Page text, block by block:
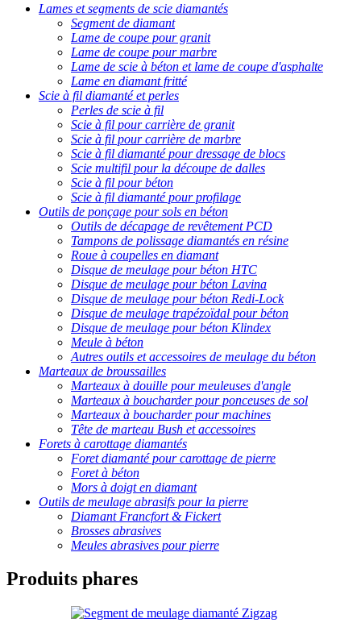
Lames et segments de scie diamantés
Segment de diamant
Lame de coupe pour granit
Lame de coupe pour marbre
Lame de scie à béton et lame de coupe d'asphalte
Lame en diamant fritté
Scie à fil diamanté et perles
Perles de scie à fil
Scie à fil pour carrière de granit
Scie à fil pour carrière de marbre
Scie à fil diamanté pour dressage de blocs
Scie multifil pour la découpe de dalles
Scie à fil pour béton
Scie à fil diamanté pour profilage
Outils de ponçage pour sols en béton
Outils de décapage de revêtement PCD
Tampons de polissage diamantés en résine
Roue à coupelles en diamant
Disque de meulage pour béton HTC
Disque de meulage pour béton Lavina
Disque de meulage pour béton Redi-Lock
Disque de meulage trapézoïdal pour béton
Disque de meulage pour béton Klindex
Meule à béton
Autres outils et accessoires de meulage du béton
Marteaux de broussailles
Marteaux à douille pour meuleuses d'angle
Marteaux à boucharder pour ponceuses de sol
Marteaux à boucharder pour machines
Tête de marteau Bush et accessoires
Forets à carottage diamantés
Foret diamanté pour carottage de pierre
Foret à béton
Mors à doigt en diamant
Outils de meulage abrasifs pour la pierre
Diamant Francfort & Fickert
Brosses abrasives
Meules abrasives pour pierre
Produits phares